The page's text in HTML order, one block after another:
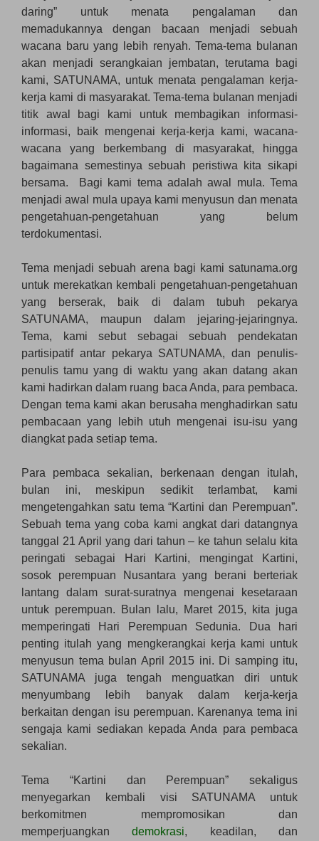
daring” untuk menata pengalaman dan
memadukannya dengan bacaan menjadi sebuah
wacana baru yang lebih renyah. Tema-tema bulanan
akan menjadi serangkaian jembatan, terutama bagi
kami, SATUNAMA, untuk menata pengalaman kerja-
kerja kami di masyarakat. Tema-tema bulanan menjadi
titik awal bagi kami untuk membagikan informasi-
informasi, baik mengenai kerja-kerja kami, wacana-
wacana yang berkembang di masyarakat, hingga
bagaimana semestinya sebuah peristiwa kita sikapi
bersama. Bagi kami tema adalah awal mula. Tema
menjadi awal mula upaya kami menyusun dan menata
pengetahuan-pengetahuan yang belum
terdokumentasi.
Tema menjadi sebuah arena bagi kami satunama.org
untuk merekatkan kembali pengetahuan-pengetahuan
yang berserak, baik di dalam tubuh pekarya
SATUNAMA, maupun dalam jejaring-jejaringnya.
Tema, kami sebut sebagai sebuah pendekatan
partisipatif antar pekarya SATUNAMA, dan penulis-
penulis tamu yang di waktu yang akan datang akan
kami hadirkan dalam ruang baca Anda, para pembaca.
Dengan tema kami akan berusaha menghadirkan satu
pembacaan yang lebih utuh mengenai isu-isu yang
diangkat pada setiap tema.
Para pembaca sekalian, berkenaan dengan itulah,
bulan ini, meskipun sedikit terlambat, kami
mengetengahkan satu tema “Kartini dan Perempuan”.
Sebuah tema yang coba kami angkat dari datangnya
tanggal 21 April yang dari tahun – ke tahun selalu kita
peringati sebagai Hari Kartini, mengingat Kartini,
sosok perempuan Nusantara yang berani berteriak
lantang dalam surat-suratnya mengenai kesetaraan
untuk perempuan. Bulan lalu, Maret 2015, kita juga
memperingati Hari Perempuan Sedunia. Dua hari
penting itulah yang mengkerangkai kerja kami untuk
menyusun tema bulan April 2015 ini. Di samping itu,
SATUNAMA juga tengah menguatkan diri untuk
menyumbang lebih banyak dalam kerja-kerja
berkaitan dengan isu perempuan. Karenanya tema ini
sengaja kami sediakan kepada Anda para pembaca
sekalian.
Tema “Kartini dan Perempuan” sekaligus
menyegarkan kembali visi SATUNAMA untuk
berkomitmen mempromosikan dan
memperjuangkandemokrasi, keadilan, dan